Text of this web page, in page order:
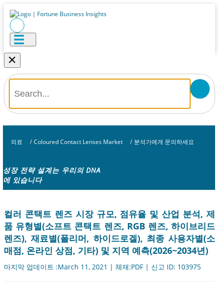
×
의료 / Coloured Contact Lenses Market / 분석가에게 문의하세요
성장 전략 설계는 우리의 DNA
에 있습니다
컬러 콘택트 렌즈 시장 규모, 점유율 및 산업 분석, 제
품 유형별(소프트 콘택트 렌즈, RGB 렌즈, 하이브리드
렌즈), 재료별(폴리머, 하이드로겔), 최종 사용자별(소
매점, 온라인 상점, 기타) 및 지역 예측(2026~2034년)
마지막 업데이트 :March 11, 2021 | 체재:PDF | 신고 ID: 103975